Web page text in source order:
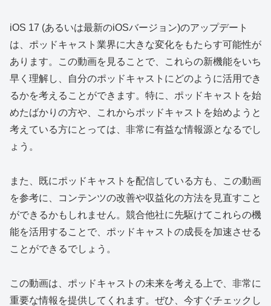
iOS 17 (あるいは最新のiOSバージョン)のアップデート
は、ポッドキャスト業界に大きな変化をもたらす可能性が
あります。この動画を見ることで、これらの新機能をいち
早く理解し、自分のポッドキャストにどのように活用でき
るかを考えることができます。特に、ポッドキャストを始
めたばかりの方や、これからポッドキャストを始めようと
考えている方にとっては、非常に有益な情報源となるでし
ょう。
また、既にポッドキャストを配信している方も、この動画
を参考に、コンテンツの改善や収益化の方法を見直すこと
ができるかもしれません。競合他社に先駆けてこれらの機
能を活用することで、ポッドキャストの成長を加速させる
ことができるでしょう。
この動画は、ポッドキャストの未来を考える上で、非常に
重要な情報を提供してくれます。ぜひ、今すぐチェックし